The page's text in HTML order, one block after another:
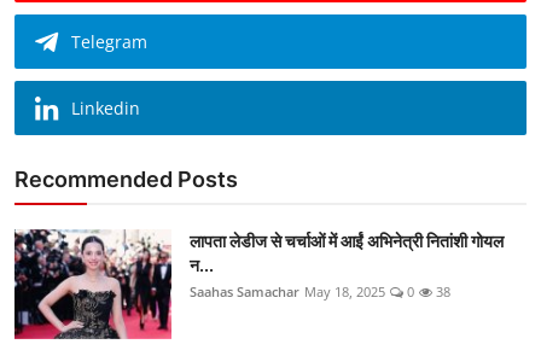
Telegram
Linkedin
Recommended Posts
लापता लेडीज से चर्चाओं में आईं अभिनेत्री नितांशी गोयल
न...
Saahas Samachar May 18, 2025 0 38